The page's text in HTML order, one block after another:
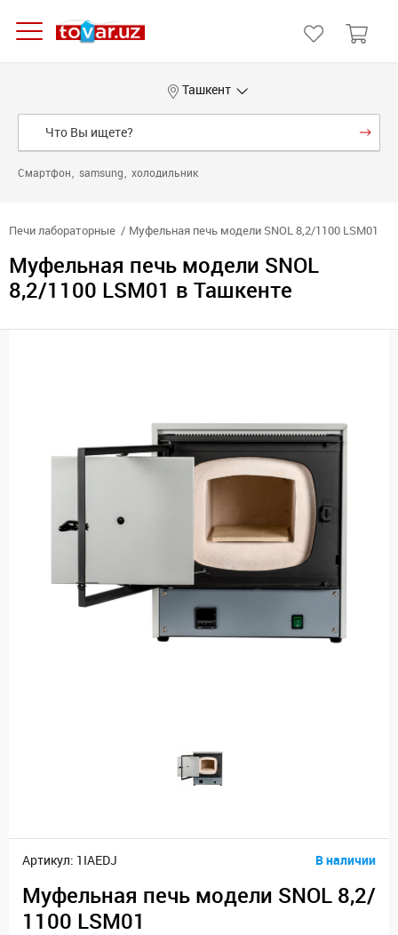
Ташкент
Смартфон samsung холодильник
Печи лабораторные Муфельная печь модели SNOL 8,2/1100 LSM01
Муфельная печь модели SNOL
8,2/1100 LSM01 в Ташкенте
Артикул: 1IAEDJ В наличии
Муфельная печь модели SNOL 8,2/
1100 LSM01